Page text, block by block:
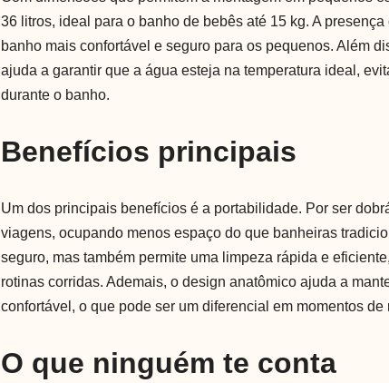
36 litros, ideal para o banho de bebês até 15 kg. A
banho mais confortável e seguro para os pequenos. Além
ajuda a garantir que a água esteja na temperatura ideal,
durante o banho.
Benefícios principais
Um dos principais benefícios é a portabilidade. Por ser
viagens, ocupando menos espaço do que banheiras
seguro, mas também permite uma limpeza rápida e
rotinas corridas. Ademais, o design anatômico ajuda a
confortável, o que pode ser um diferencial em momentos
O que ninguém te conta